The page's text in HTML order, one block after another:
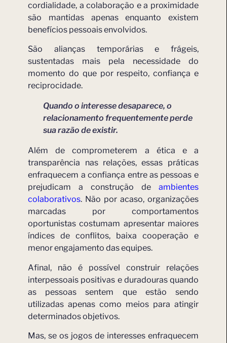
cordialidade, a colaboração e a proximidade
são mantidas apenas enquanto existem
benefícios pessoais envolvidos.
São alianças temporárias e frágeis,
sustentadas mais pela necessidade do
momento do que por respeito, confiança e
reciprocidade.
Quando o interesse desaparece, o
relacionamento frequentemente perde
sua razão de existir.
Além de comprometerem a ética e a
transparência nas relações, essas práticas
enfraquecem a confiança entre as pessoas e
prejudicam a construção de ambientes
colaborativos. Não por acaso, organizações
marcadas por comportamentos
oportunistas costumam apresentar maiores
índices de conflitos, baixa cooperação e
menor engajamento das equipes.
Afinal, não é possível construir relações
interpessoais positivas e duradouras quando
as pessoas sentem que estão sendo
utilizadas apenas como meios para atingir
determinados objetivos.
Mas, se os jogos de interesses enfraquecem